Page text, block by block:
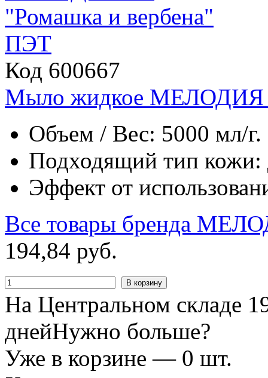
Код 600667
Мыло жидкое МЕЛОДИЯ
Объем / Вес: 5000 мл/г.
Подходящий тип кожи:
Эффект от
Все товары бренда
194,84 руб.
В корзину
На Центральном складе
днейНужно больше?
Уже в корзине — 0 шт.